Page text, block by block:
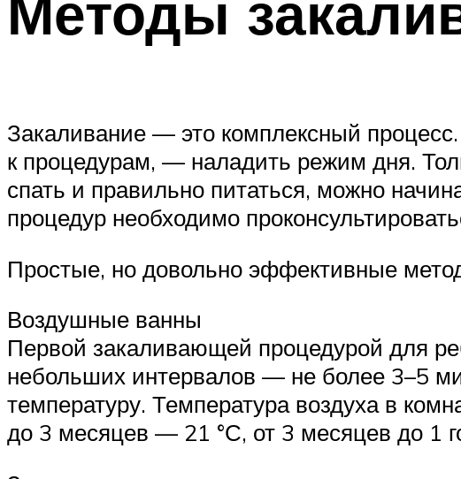
БАССЕЙН ДЛЯ ДОМА
Закаливание — это комплексный
к процедурам, — наладить режим дня.
спать и правильно питаться, можно
процедур необходимо
Простые, но довольно эффективные
Воздушные ванны
Первой закаливающей процедурой для
небольших интервалов — не более 3–5
температуру. Температура воздуха в
до 3 месяцев — 21 °С, от 3 месяцев до 1